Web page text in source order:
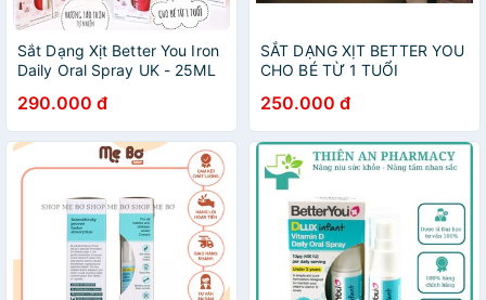
Sắt Dạng Xịt Better You Iron
Daily Oral Spray UK - 25ML
lớn
290.000 đ
SẮT DẠNG XỊT BETTER YOU
CHO BÉ TỪ 1 TUỔI
250.000 đ